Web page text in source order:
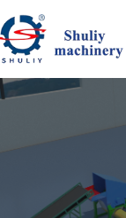
Skip
to
content